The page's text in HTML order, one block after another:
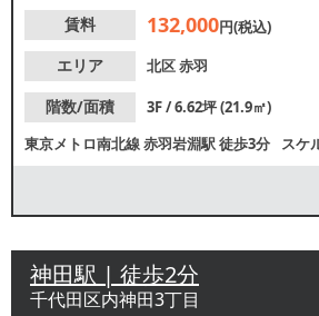
合わせく
賃料 132,000円(税込)
エリア
北区赤羽
階数/面積
3F / 6.62坪 (21.9㎡)
東京メトロ南北線赤羽岩淵駅徒歩3分 スケ
神田駅 | 徒歩2分
千代田区内神田3丁目